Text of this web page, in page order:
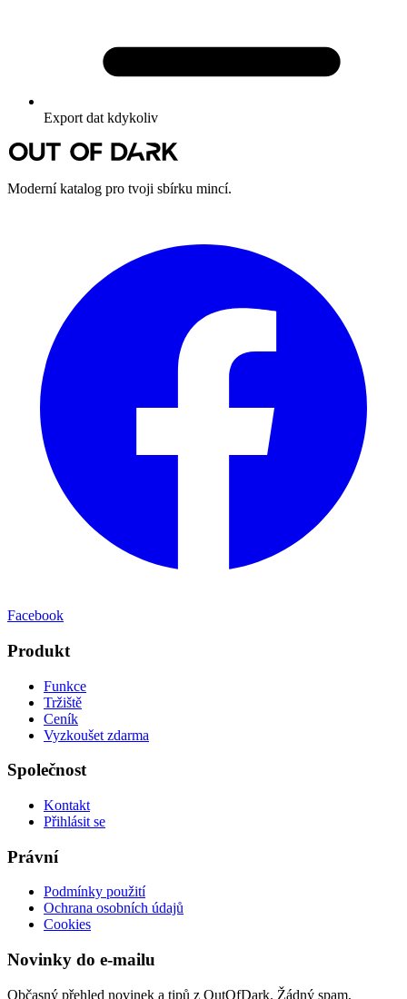
Export dat kdykoliv
Moderní katalog pro tvoji sbírku mincí.
Facebook
Produkt
Funkce
Tržiště
Ceník
Vyzkoušet zdarma
Společnost
Kontakt
Přihlásit se
Právní
Podmínky použití
Ochrana osobních údajů
Cookies
Novinky do e-mailu
Občasný přehled novinek a tipů z OutOfDark. Žádný spam,